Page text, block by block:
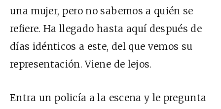
una mujer, pero no sabemos a quién se
refiere. Ha llegado hasta aquí después de
días idénticos a este, del que vemos su
representación. Viene de lejos.
Entra un policía a la escena y le pregunta